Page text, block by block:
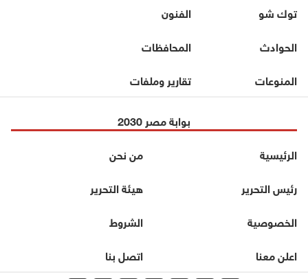
توك شو
الفنون
الحوادث
المحافظات
المنوعات
تقارير وملفات
بوابة مصر 2030
الرئيسية
من نحن
رئيس التحرير
هيئة التحرير
الخصوصية
الشروط
اعلن معنا
اتصل بنا